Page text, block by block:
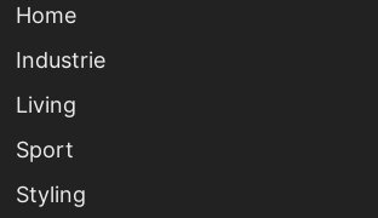
Home
Industrie
Living
Sport
Styling